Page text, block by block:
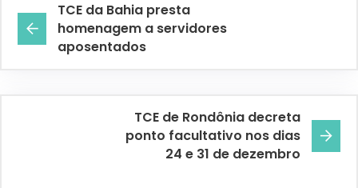
TCE da Bahia presta
homenagem a servidores
aposentados
TCE de Rondônia decreta
ponto facultativo nos dias
24 e 31 de dezembro